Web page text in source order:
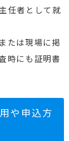
任者として就
たは現場に掲
時にも証明書
や申込方